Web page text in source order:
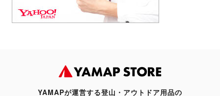
YAMAPが運営する登山・アウトドア用品の